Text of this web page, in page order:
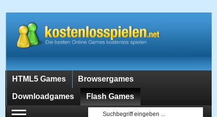
HTML5 Games Browsergames
Downloadgames Flash Games